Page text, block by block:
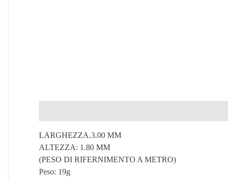
LARGHEZZA.3.00 MM
ALTEZZA: 1.80 MM
(PESO DI RIFERNIMENTO A METRO)
Peso: 19g